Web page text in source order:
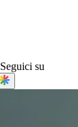
Seguici su